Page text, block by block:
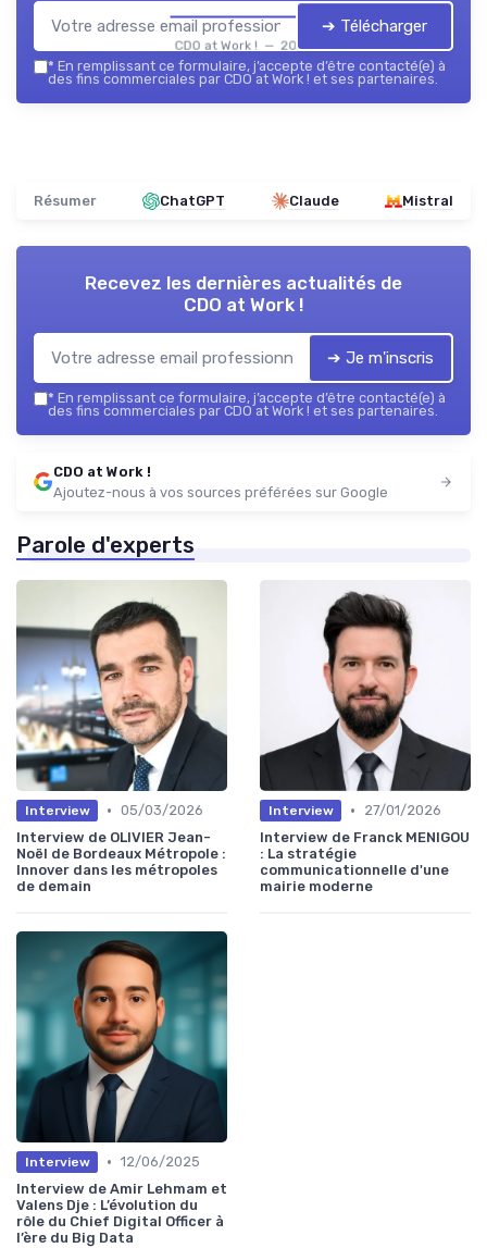
CDO at Work ! — 2026
➔ Télécharger
* En remplissant ce formulaire, j’accepte d’être contacté(e) à
des fins commerciales par CDO at Work ! et ses partenaires.
Résumer ChatGPT Claude Mistral
Recevez les dernières actualités de
CDO at Work !
➔ Je m'inscris
* En remplissant ce formulaire, j’accepte d’être contacté(e) à
des fins commerciales par CDO at Work ! et ses partenaires.
CDO at Work !
Ajoutez-nous à vos sources préférées sur Google
Parole d'experts
Interview • 05/03/2026
Interview de OLIVIER Jean-
Noël de Bordeaux Métropole :
Innover dans les métropoles
de demain
Interview •
27/01/2026
Interview de Franck MENIGOU
: La stratégie
communicationnelle d'une
mairie moderne
Interview • 12/06/2025
Interview de Amir Lehmam et
Valens Dje : L’évolution du
rôle du Chief Digital Officer à
l’ère du Big Data